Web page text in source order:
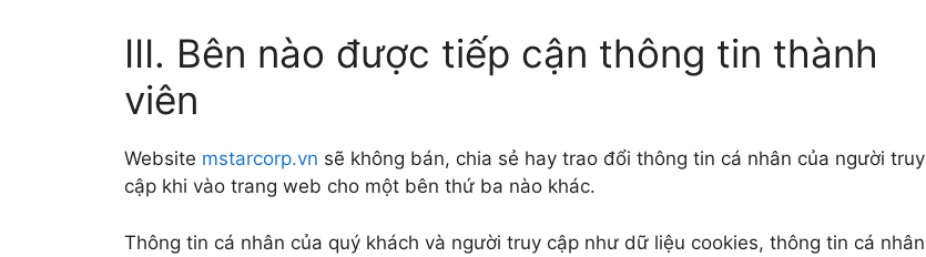
III. Bên nào được tiếp cận thông tin thành
viên
Website mstarcorp.vn sẽ không bán, chia sẻ hay trao đổi thông tin cá nhân của người truy
cập khi vào trang web cho một bên thứ ba nào khác.
Thông tin cá nhân của quý khách và người truy cập như dữ liệu cookies, thông tin cá nhân